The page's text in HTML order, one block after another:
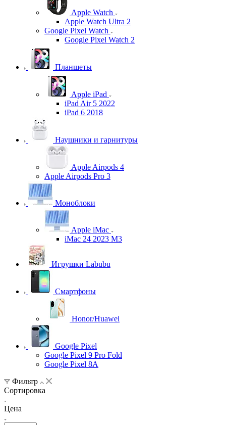
Apple Watch
Apple Watch Ultra 2
Google Pixel Watch
Google Pixel Watch 2
Планшеты
Apple iPad
iPad Air 5 2022
iPad 6 2018
Наушники и гарнитуры
Apple Airpods 4
Apple Airpods Pro 3
Моноблоки
Apple iMac
iMac 24 2023 M3
Игрушки Labubu
Смартфоны
Honor/Huawei
Google Pixel
Google Pixel 9 Pro Fold
Google Pixel 8A
Фильтр
Сортировка
Цена